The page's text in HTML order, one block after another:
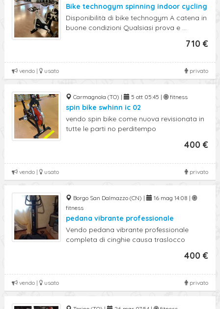
Bike technogym spinning indoor cycling
Disponibilità di bike technogym A catena in
buone condizioni Qualsiasi prova e ...
710 €
privato
vendo | usato
Carmagnola (TO) | 5 ott 05:45 | fitness
spin bike swhinn ic 02
vendo spin bike come nuova revisionata in
tutte le parti no perditempo
400 €
privato
vendo | usato
Borgo San Dalmazzo (CN) |
16 mag 14:08 |
fitness
pedana vibrante professionale
Vendo pedana vibrante professionale
completa di cinghie causa traslocco
400 €
privato
vendo | usato